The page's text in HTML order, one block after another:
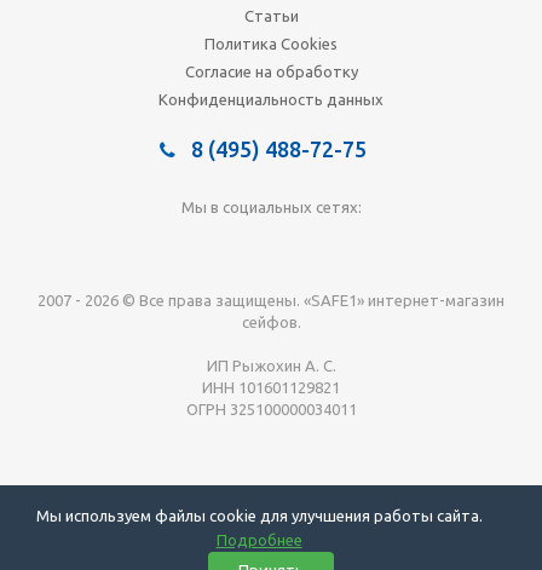
Статьи
Политика Cookies
Согласие на обработку
Конфиденциальность данных
8 (495) 488-72-75
Мы в социальных сетях:
2007 - 2026 © Все права защищены. «SAFE1» интернет-магазин
сейфов.
ИП Рыжохин А. С.
ИНН 101601129821
ОГРН 325100000034011
данном интернет-сайте, носит информационный характер и не
является публичной офертой, определяемой положениями Статьи
Мы используем файлы cookie для улучшения работы сайта.
Подробнее